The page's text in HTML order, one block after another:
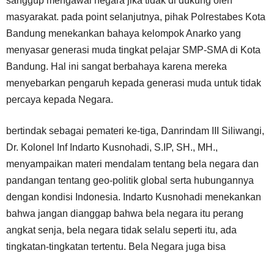
masyarakat. pada point selanjutnya, pihak Polrestabes Kota
Bandung menekankan bahaya kelompok Anarko yang
menyasar generasi muda tingkat pelajar SMP-SMA di Kota
Bandung. Hal ini sangat berbahaya karena mereka
menyebarkan pengaruh kepada generasi muda untuk tidak
percaya kepada Negara.
bertindak sebagai pemateri ke-tiga, Danrindam III Siliwangi,
Dr. Kolonel Inf Indarto Kusnohadi, S.IP, SH., MH.,
menyampaikan materi mendalam tentang bela negara dan
pandangan tentang geo-politik global serta hubungannya
dengan kondisi Indonesia. Indarto Kusnohadi menekankan
bahwa jangan dianggap bahwa bela negara itu perang
angkat senja, bela negara tidak selalu seperti itu, ada
tingkatan-tingkatan tertentu. Bela Negara juga bisa